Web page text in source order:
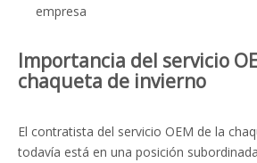
empresa
Importancia del servicio
chaqueta de invierno
El contratista del servicio OEM de la
todavía está en una posición